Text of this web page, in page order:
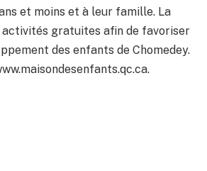
et moins et à leur famille. La
activités gratuites afin de favoriser
des enfants de Chomedey.